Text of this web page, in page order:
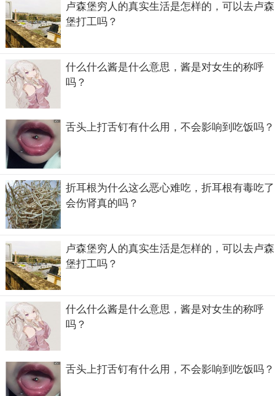
失手原因分析
关于吴永宁坠楼身亡的原因，探究他生前留下的视频资料，
分析他失手的原因也是导致他最后身亡的元凶主要有两个，
一个是吴永宁自己，曾有媒体和他约定拍一个视频，若是能
火可以得到十万元，而前提并不是要求他安全展示极限技
能，而是真实失手，而吴永宁答应了这个要求并选择了14米
高的大楼，除去身高坠落高度也仅仅只有12米，根据他以往
的经历来看，这其实是属于安全高度。第二个是提供利益的
卢森堡穷人的真实生活是怎样的，可以去卢森
堡打工吗？
什么什么酱是什么意思，酱是对女生的称呼
吗？
舌头上打舌钉有什么用，不会影响到吃饭吗？
折耳根为什么这么恶心难吃，折耳根有毒吃了
会伤肾真的吗？
卢森堡穷人的真实生活是怎样的，可以去卢森
堡打工吗？
什么什么酱是什么意思，酱是对女生的称呼
吗？
舌头上打舌钉有什么用，不会影响到吃饭吗？